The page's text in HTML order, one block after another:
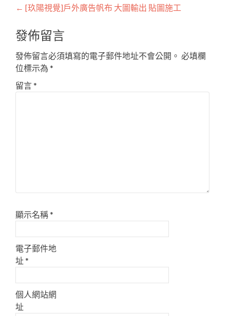
Post
navigation
← [玖陽視覺]戶外廣告帆布 大圖輸出 貼圖施工
發佈留言
發佈留言必須填寫的電子郵件地址不會公開。 必填欄
位標示為 *
留言*
顯示名稱*
電子郵件地
址*
個人網站網
址